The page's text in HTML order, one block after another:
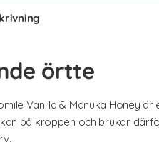
örtte
Vanilla & Manuka Honey
på kroppen och brukar